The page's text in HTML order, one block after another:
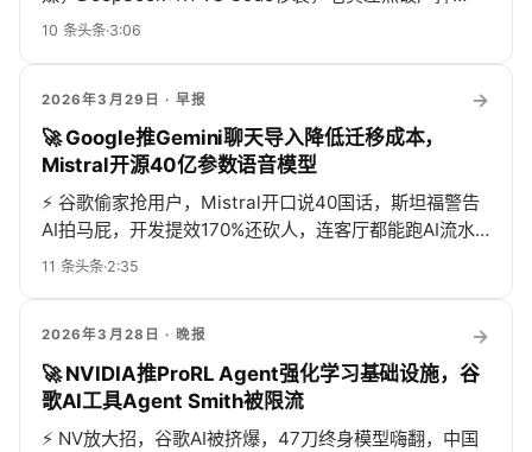
CUDA，机器人公司PI估值110亿，AI一周比一年还热闹！
10 条头条·3:06
2026年3月29日 · 早报
→
🚀 Google推Gemini聊天导入降低迁移成本，
Mistral开源40亿参数语音模型
⚡ 谷歌偷家抢用户，Mistral开口说40国话，斯坦福警告
AI拍马屁，开发提效170%还砍人，连客厅都能跑AI流水
线，热闹疯了！
11 条头条·2:35
2026年3月28日 · 晚报
→
🚀 NVIDIA推ProRL Agent强化学习基础设施，谷
歌AI工具Agent Smith被限流
⚡ NV放大招，谷歌AI被挤爆，47刀终身模型嗨翻，中国